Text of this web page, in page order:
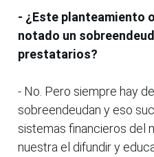
- ¿Este planteamiento
notado un
prestatarios?
- No. Pero siempre hay
sobreendeudan y eso
sistemas financieros del
nuestra el difundir y